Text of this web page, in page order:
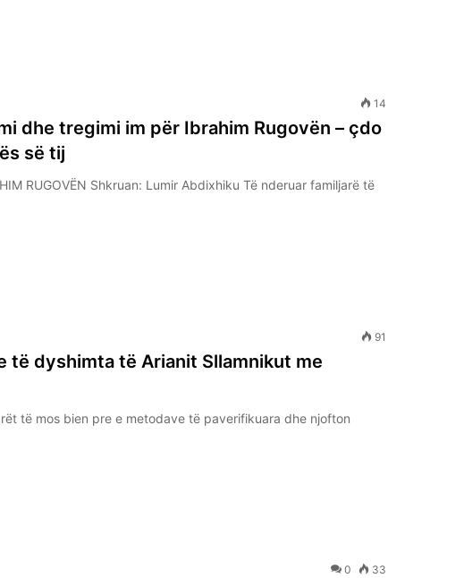
14
dhe tregimi im për Ibrahim Rugovën – çdo
së tij
RUGOVËN Shkruan: Lumir Abdixhiku Të nderuar familjarë të
91
të dyshimta të Arianit Sllamnikut me
të mos bien pre e metodave të paverifikuara dhe njofton
0 33